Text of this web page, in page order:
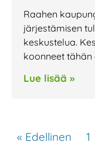
Raahen
järjestämisen
keskustelua.
koonneet
Lue lisää »
« Edellinen 1